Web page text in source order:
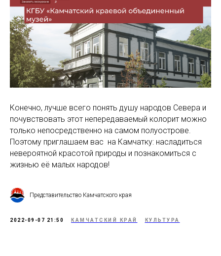
Конечно, лучше всего понять душу народов Севера и
почувствовать этот непередаваемый колорит можно
только непосредственно на самом полуострове.
Поэтому приглашаем вас на Камчатку: насладиться
невероятной красотой природы и познакомиться с
жизнью её малых народов!
Представительство Камчатского края
2022-09-07 21:50 КАМЧАТСКИЙ КРАЙ КУЛЬТУРА